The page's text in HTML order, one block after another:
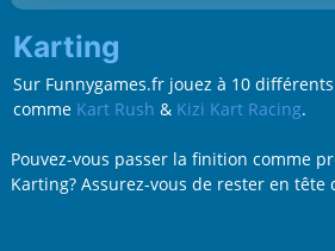
Karting
Sur Funnygames.fr jouez à 10
comme Kart Rush & Kizi Kart Racing.
Pouvez-vous passer la finition comme
Karting? Assurez-vous de rester en tête